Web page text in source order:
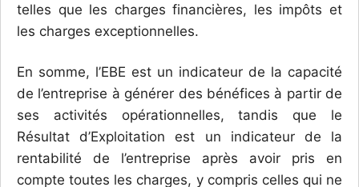
telles que les charges financières, les impôts et
les charges exceptionnelles.
En somme, l’EBE est un indicateur de la capacité
de l’entreprise à générer des bénéfices à partir de
ses activités opérationnelles, tandis que le
Résultat d’Exploitation est un indicateur de la
rentabilité de l’entreprise après avoir pris en
compte toutes les charges, y compris celles qui ne